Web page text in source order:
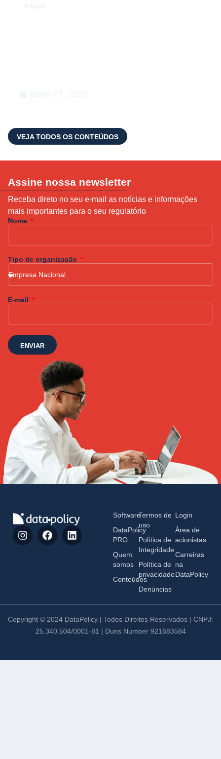
VEJA TODOS OS CONTEÚDOS
Assine nossa newsletter
Receba direto no seu e-mail as notícias e informações
mais importantes para o seu regulatório
Nome
Tipo de organização
E-mail
ENVIAR
Software
DataPolicy
PRO
Quem
somos
Conteúdos
Termos de
uso
Política de
Integridade
Política de
privacidade
Denúncias
Login
Área de
acionistas
Carreiras
na
DataPolicy
Copyright © 2024 DataPolicy | Todos Direitos Reservados | CNPJ:
25.340.504/0001-81 | Duns Number 921683584